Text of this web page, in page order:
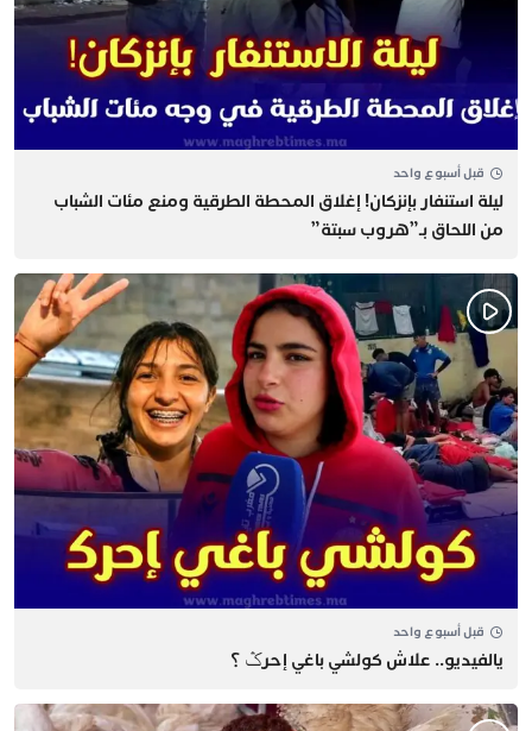
قبل أسبوع واحد
​ليلة استنفار بإنزكان! إغلاق المحطة الطرقية ومنع مئات الشباب
من اللحاق بـ”هروب سبتة”
قبل أسبوع واحد
يالفيديو.. علاش كولشي باغي إحرݣ ؟